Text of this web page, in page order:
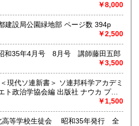
、蔵のあるお宅、昭和40年以前の古
も大歓迎です。
典籍、近代文献、外国書
堅町 西澤園本舗）梅の花（信州須
園（信州中野町 西澤茶舗）美泉瀧
美濃久商店）瀧の音（信濃吉田本
￥8,000
東京の公園110年 東京都建設局公園緑地部 ページ数 394p
￥2,500
35年4月号 8月号 講師藤田五郎
￥3,500
現代ソ連新書＞ ソ連邦科学アカデミ
会編 出版社 ナウカ プロ
￥1,500
等学校生徒会 昭和35年発行 全